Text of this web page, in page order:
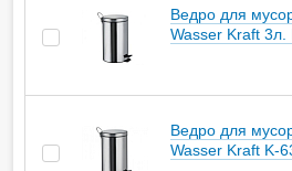
Ведро для
Wasser Kraft 3л.
Ведро для
Wasser Kraft K-